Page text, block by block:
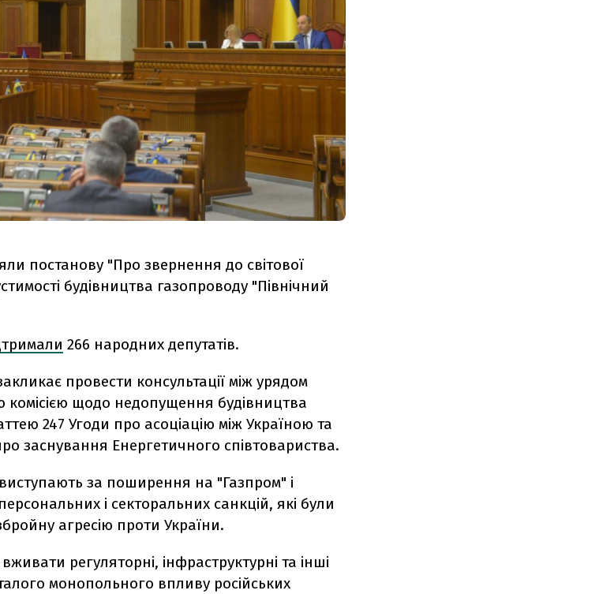
постанову "Про звернення до світової
будівництва газопроводу "Північний
266 народних депутатів.
провести консультації між урядом
комісією щодо недопущення будівництва
247 Угоди про асоціацію між Україною та
заснування Енергетичного співтовариства.
за поширення на "Газпром" і
і секторальних санкцій, які були
агресію проти України.
регуляторні, інфраструктурні та інші
монопольного впливу російських